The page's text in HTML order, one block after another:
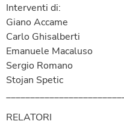
Interventi di:
Giano Accame
Carlo Ghisalberti
Emanuele Macaluso
Sergio Romano
Stojan Spetic
RELATORI